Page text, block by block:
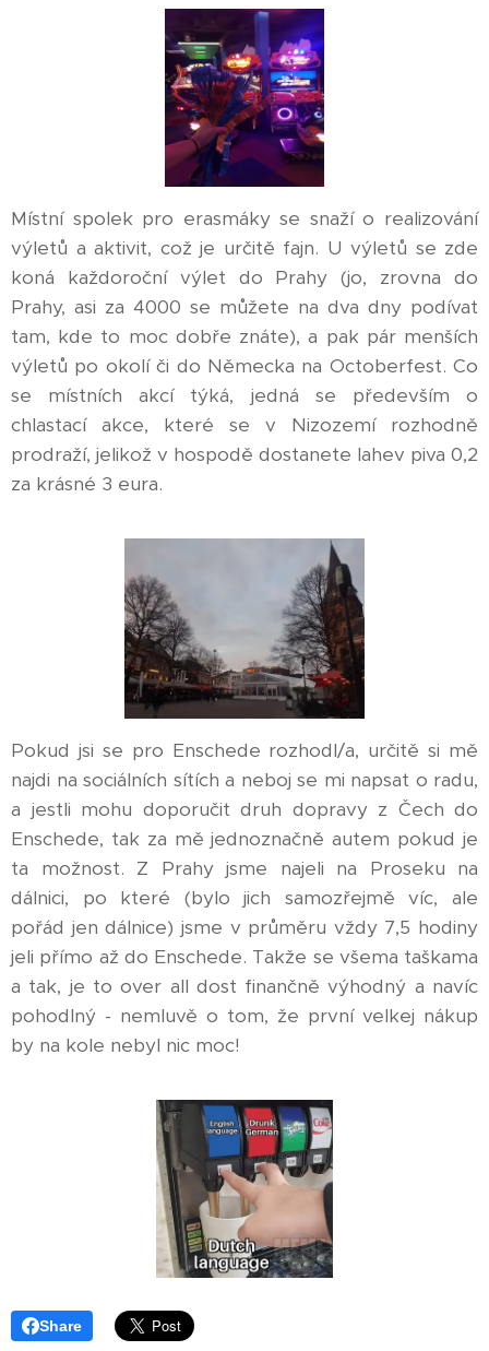
Místní spolek pro erasmáky se snaží o realizování
výletů a aktivit, což je určitě fajn. U výletů se zde
koná každoroční výlet do Prahy (jo, zrovna do
Prahy, asi za 4000 se můžete na dva dny podívat
tam, kde to moc dobře znáte), a pak pár menších
výletů po okolí či do Německa na Octoberfest. Co
se místních akcí týká, jedná se především o
chlastací akce, které se v Nizozemí rozhodně
prodraží, jelikož v hospodě dostanete lahev piva 0,2
za krásné 3 eura.
Pokud jsi se pro Enschede rozhodl/a, určitě si mě
najdi na sociálních sítích a neboj se mi napsat o radu,
a jestli mohu doporučit druh dopravy z Čech do
Enschede, tak za mě jednoznačně autem pokud je
ta možnost. Z Prahy jsme najeli na Proseku na
dálnici, po které (bylo jich samozřejmě víc, ale
pořád jen dálnice) jsme v průměru vždy 7,5 hodiny
jeli přímo až do Enschede. Takže se všema taškama
a tak, je to over all dost finančně výhodný a navíc
pohodlný - nemluvě o tom, že první velkej nákup
by na kole nebyl nic moc!
Share